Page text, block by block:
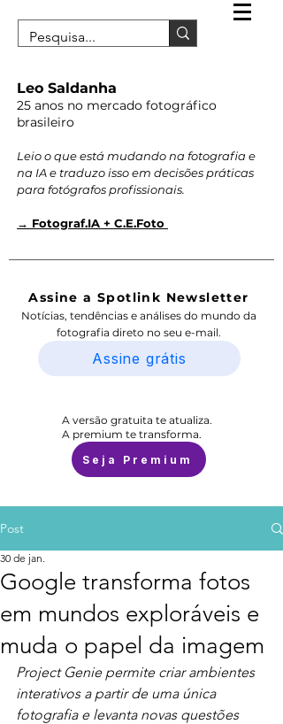
Leo Saldanha
25 anos no mercado fotográfico
brasileiro
Leio o que está mudando na fotografia e
na IA e traduzo isso em decisões práticas
para fotógrafos profissionais.
→ Fotograf.IA + C.E.Foto
Assine a Spotlink Newsletter
Notícias, tendências e análises do mundo da
fotografia direto no seu e-mail.
Assine grátis
A versão gratuita te atualiza.
A premium te transforma.
Seja Premium
Post
Google transforma fotos
em mundos exploráveis e
muda o papel da imagem
30 de jan.
Project Genie permite criar ambientes
interativos a partir de uma única
fotografia e levanta novas questões